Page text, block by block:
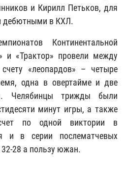
и Кирилл Петьков, для
дебютными в КХЛ.
Континентальной
и «Трактор» провели между
«леопардов» – четыре
одна в овертайме и две
Челябинцы трижды были
минут игры, а также
по одной виктории в
и в серии послематчевых
28 а пользу южан.